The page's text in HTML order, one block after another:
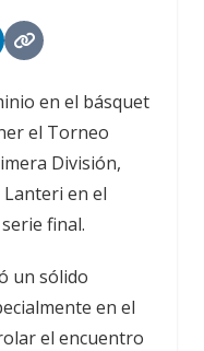
en el básquet
el Torneo
División,
Lanteri en el
final.
un sólido
en el
el encuentro